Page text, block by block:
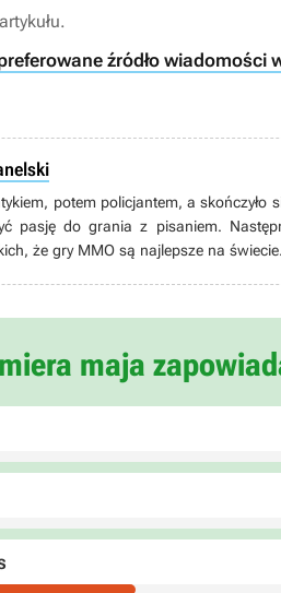
źródło wiadomości
potem policjantem, a skończyło
pasję do grania z pisaniem.
że gry MMO są najlepsze na
bonsai. Kręci go też jazda na
maja